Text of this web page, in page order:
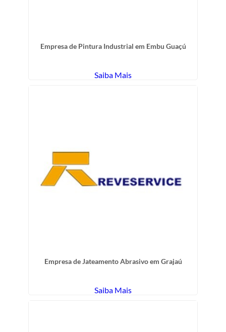
Empresa de Pintura Industrial em Embu Guaçú
Saiba Mais
Empresa de Jateamento Abrasivo em Grajaú
Saiba Mais